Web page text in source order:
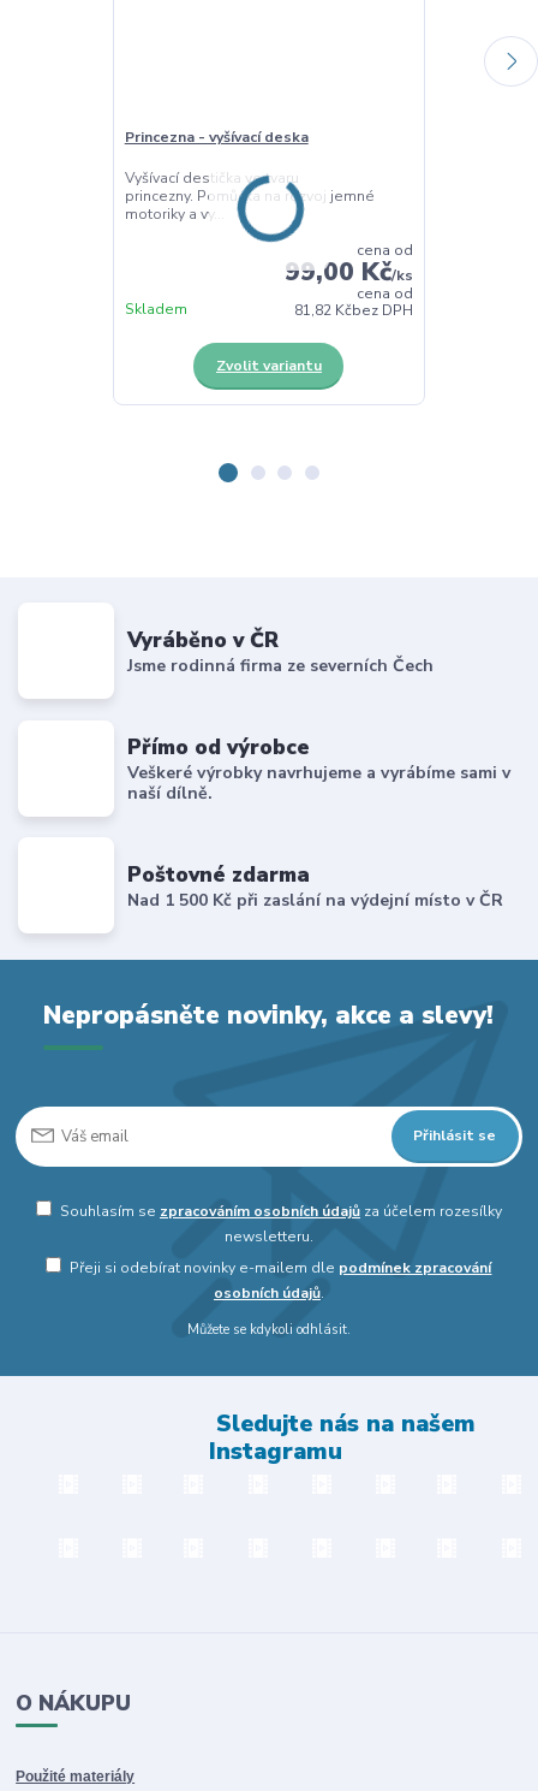
Princezna - vyšívací deska
Vyšívací destička ve tvaru
princezny. Pomůcka na rozvoj jemné
motoriky a vy...
cena od
99,00 Kč/ks
cena od
81,82 Kčbez DPH
Skladem
Zvolit variantu
Vyráběno v ČR
Jsme rodinná firma ze severních Čech
Přímo od výrobce
Veškeré výrobky navrhujeme a vyrábíme sami v
naší dílně.
Poštovné zdarma
Nad 1 500 Kč při zaslání na výdejní místo v ČR
Nepropásněte novinky, akce a slevy!
Přihlásit se
Souhlasím se zpracováním osobních údajůza účelem rozesílky
newsletteru.
Přeji si odebírat novinky e-mailem dle podmínek zpracování
osobních údajů.
Můžete se kdykoli odhlásit.
Sledujte nás na našem
Instagramu
O NÁKUPU
Použité materiály